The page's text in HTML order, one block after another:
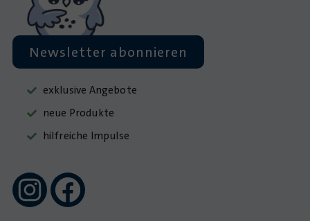
Newsletter abonnieren
exklusive Angebote
neue Produkte
hilfreiche Impulse